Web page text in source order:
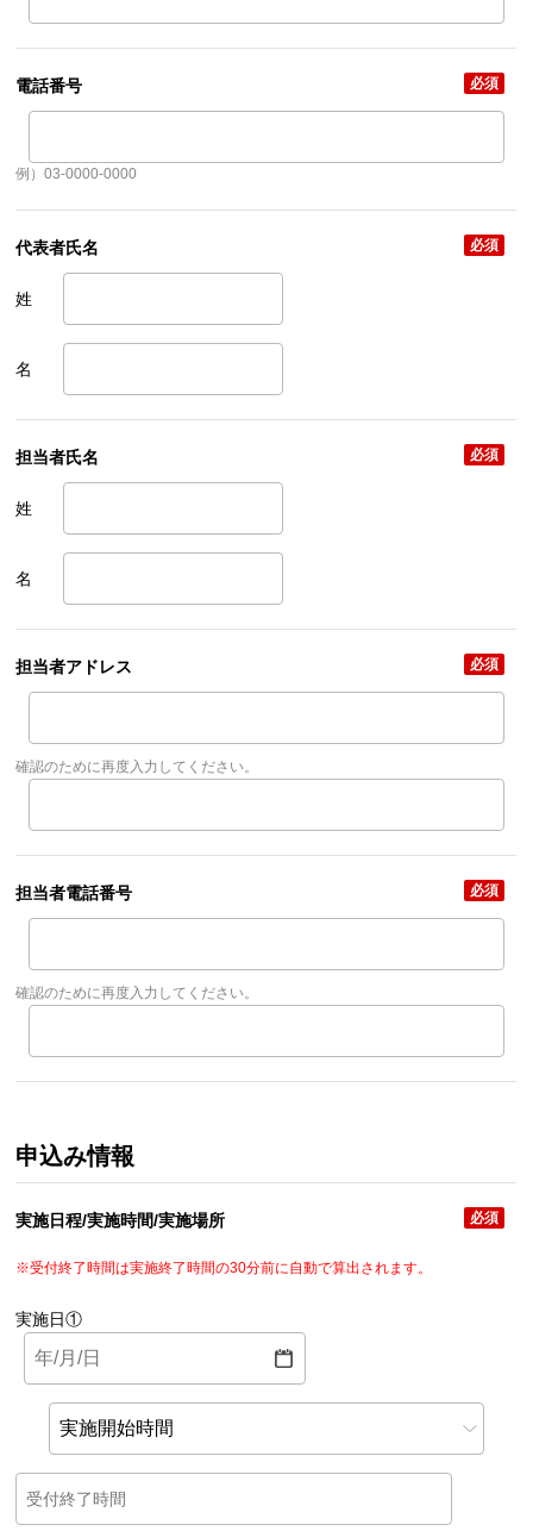
電話番号 必須
例）03-0000-0000
代表者氏名 必須
姓
名
担当者氏名 必須
姓
名
担当者アドレス 必須
確認のために再度入力してください。
担当者電話番号 必須
確認のために再度入力してください。
申込み情報
実施日程/実施時間/実施場所 必須
※受付終了時間は実施終了時間の30分前に自動で算出されます。
実施日①
受付終了時間